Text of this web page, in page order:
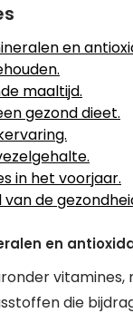
en
maaltijd.
gezond dieet.
in het voorjaar.
de
en
vitamines,
die